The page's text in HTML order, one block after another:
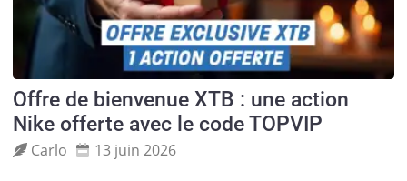
Offre de bienvenue XTB : une action
Nike offerte avec le code TOPVIP
Carlo 13 juin 2026